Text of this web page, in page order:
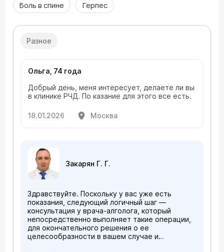
Боль в спине Герпес
Разное
Ольга, 74 года
Добрый день, меня интересует, делаете ли вы
в клинике РЧД. По казание для этого все есть.
18.01.2026 Москва
Закарян Г. Г.
Здравствуйте. Поскольку у вас уже есть
показания, следующий логичный шаг —
консультация у врача-алголога, который
непосредственно выполняет такие операции,
для окончательного решения о ее
целесообразности в вашем случае и